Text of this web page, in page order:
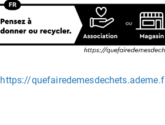
https://